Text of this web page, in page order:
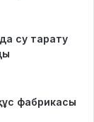
су тарату
фабрикасы